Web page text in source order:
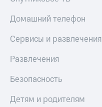
Домашний телефон
Сервисы и развлечения
Развлечения
Безопасность
Детям и родителям